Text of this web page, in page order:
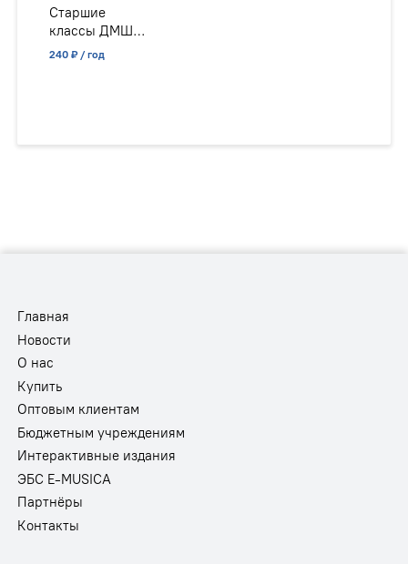
Старшие
классы ДМШ,
музыкальное
240 ₽ / год
Главная
Новости
О нас
Купить
Оптовым клиентам
Бюджетным учреждениям
Интерактивные издания
ЭБС E-MUSICA
Партнёры
Контакты